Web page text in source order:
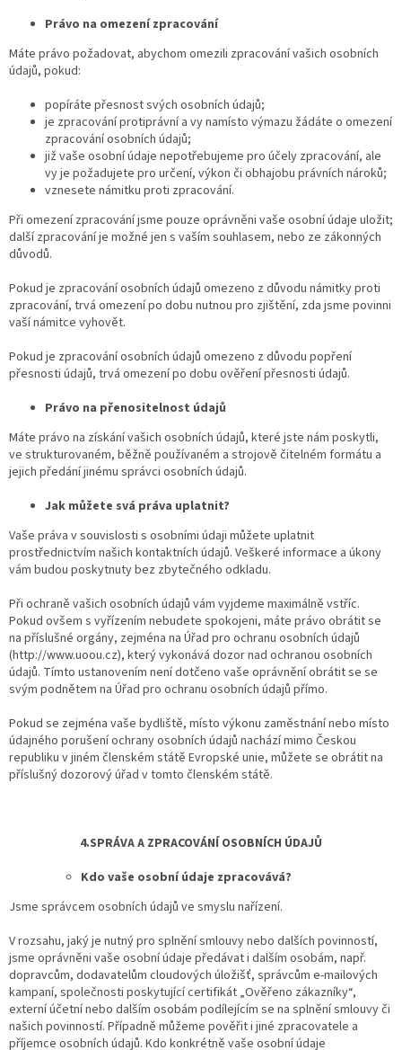
Právo na omezení zpracování
Máte právo požadovat, abychom omezili zpracování vašich osobních
údajů, pokud:
popíráte přesnost svých osobních údajů;
je zpracování protiprávní a vy namísto výmazu žádáte o omezení
zpracování osobních údajů;
již vaše osobní údaje nepotřebujeme pro účely zpracování, ale
vy je požadujete pro určení, výkon či obhajobu právních nároků;
vznesete námitku proti zpracování.
Při omezení zpracování jsme pouze oprávněni vaše osobní údaje uložit;
další zpracování je možné jen s vaším souhlasem, nebo ze zákonných
důvodů.
Pokud je zpracování osobních údajů omezeno z důvodu námitky proti
zpracování, trvá omezení po dobu nutnou pro zjištění, zda jsme povinni
vaší námitce vyhovět.
Pokud je zpracování osobních údajů omezeno z důvodu popření
přesnosti údajů, trvá omezení po dobu ověření přesnosti údajů.
Právo na přenositelnost údajů
Máte právo na získání vašich osobních údajů, které jste nám poskytli,
ve strukturovaném, běžně používaném a strojově čitelném formátu a
jejich předání jinému správci osobních údajů.
Jak můžete svá práva uplatnit?
Vaše práva v souvislosti s osobními údaji můžete uplatnit
prostřednictvím našich kontaktních údajů. Veškeré informace a úkony
vám budou poskytnuty bez zbytečného odkladu.
Při ochraně vašich osobních údajů vám vyjdeme maximálně vstříc.
Pokud ovšem s vyřízením nebudete spokojeni, máte právo obrátit se
na příslušné orgány, zejména na Úřad pro ochranu osobních údajů
(http://www.uoou.cz), který vykonává dozor nad ochranou osobních
údajů. Tímto ustanovením není dotčeno vaše oprávnění obrátit se se
svým podnětem na Úřad pro ochranu osobních údajů přímo.
Pokud se zejména vaše bydliště, místo výkonu zaměstnání nebo místo
údajného porušení ochrany osobních údajů nachází mimo Českou
republiku v jiném členském státě Evropské unie, můžete se obrátit na
příslušný dozorový úřad v tomto členském státě.
4.SPRÁVA A ZPRACOVÁNÍ OSOBNÍCH ÚDAJŮ
Kdo vaše osobní údaje zpracovává?
Jsme správcem osobních údajů ve smyslu nařízení.
V rozsahu, jaký je nutný pro splnění smlouvy nebo dalších povinností,
jsme oprávněni vaše osobní údaje předávat i dalším osobám, např.
dopravcům, dodavatelům cloudových úložišť, správcům e-mailových
kampaní, společnosti poskytující certifikát „Ověřeno zákazníky“,
externí účetní nebo dalším osobám podílejícím se na splnění smlouvy či
našich povinností. Případně můžeme pověřit i jiné zpracovatele a
příjemce osobních údajů. Kdo konkrétně vaše osobní údaje